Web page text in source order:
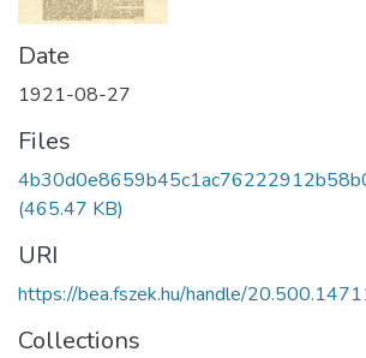
Date
1921-08-27
Files
(465.47 KB)
URI
https://bea.fszek.hu/handle/
Collections